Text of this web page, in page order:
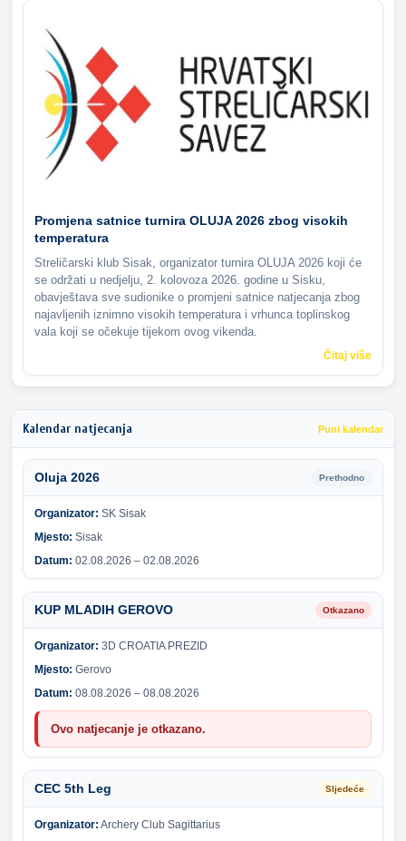
Promjena satnice turnira OLUJA 2026 zbog visokih
temperatura
Streličarski klub Sisak, organizator turnira OLUJA 2026 koji će
se održati u nedjelju, 2. kolovoza 2026. godine u Sisku,
obavještava sve sudionike o promjeni satnice natjecanja zbog
najavljenih iznimno visokih temperatura i vrhunca toplinskog
vala koji se očekuje tijekom ovog vikenda.
Čitaj više
Kalendar natjecanja Puni kalendar
Oluja 2026 Prethodno
Organizator: SK Sisak
Mjesto: Sisak
Datum: 02.08.2026 – 02.08.2026
KUP MLADIH GEROVO Otkazano
Organizator: 3D CROATIA PREZID
Mjesto: Gerovo
Datum: 08.08.2026 – 08.08.2026
Ovo natjecanje je otkazano.
CEC 5th Leg Sljedeće
Organizator: Archery Club Sagittarius